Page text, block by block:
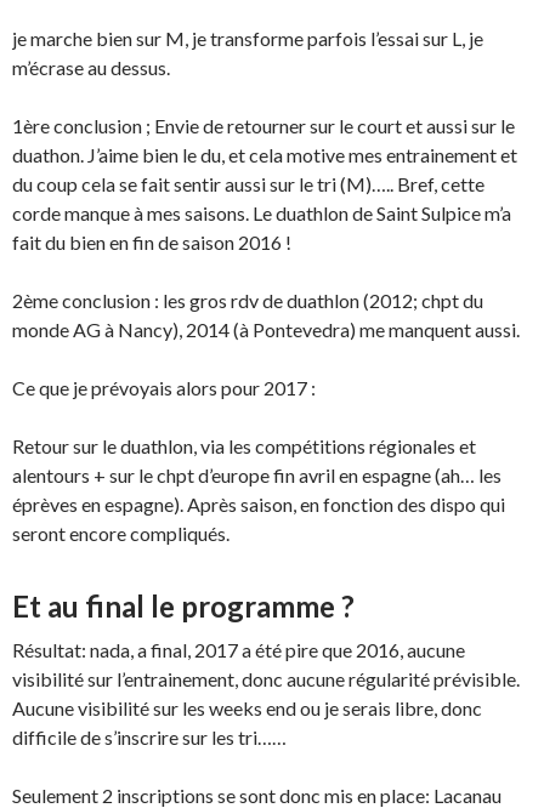
je marche bien sur M, je transforme parfois l’essai sur L, je
m’écrase au dessus.
1ère conclusion ; Envie de retourner sur le court et aussi sur le
duathon. J’aime bien le du, et cela motive mes entrainement et
du coup cela se fait sentir aussi sur le tri (M)….. Bref, cette
corde manque à mes saisons. Le duathlon de Saint Sulpice m’a
fait du bien en fin de saison 2016 !
2ème conclusion : les gros rdv de duathlon (2012; chpt du
monde AG à Nancy), 2014 (à Pontevedra) me manquent aussi.
Ce que je prévoyais alors pour 2017 :
Retour sur le duathlon, via les compétitions régionales et
alentours + sur le chpt d’europe fin avril en espagne (ah… les
éprèves en espagne). Après saison, en fonction des dispo qui
seront encore compliqués.
Et au final le programme ?
Résultat: nada, a final, 2017 a été pire que 2016, aucune
visibilité sur l’entrainement, donc aucune régularité prévisible.
Aucune visibilité sur les weeks end ou je serais libre, donc
difficile de s’inscrire sur les tri……
Seulement 2 inscriptions se sont donc mis en place: Lacanau